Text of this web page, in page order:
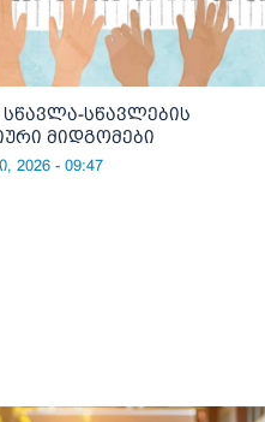
სწავლა-სწავლების
მიდგომები
2026 - 09:47